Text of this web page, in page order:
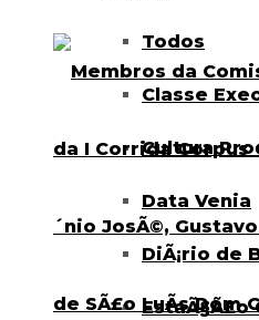
Todos
Classe
Cultura
Data Venia
DiÃ¡rio de
EstaÃ§Ã£o